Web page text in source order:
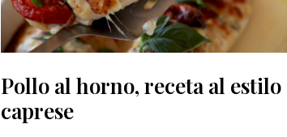
Pollo al horno, receta al estilo
caprese